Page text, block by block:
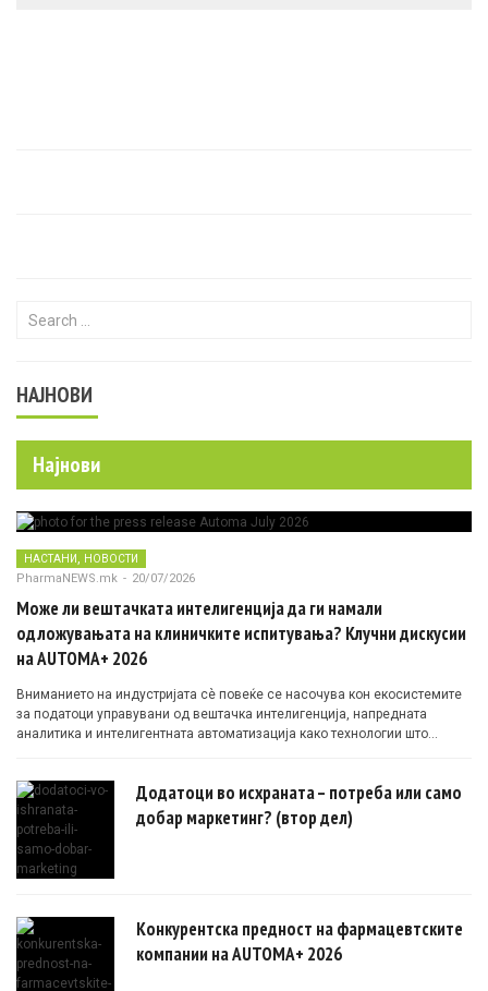
Search for:
НАЈНОВИ
Најнови
НАСТАНИ, НОВОСТИ
PharmaNEWS.mk - 20/07/2026
Може ли вештачката интелигенција да ги намали
одложувањата на клиничките испитувања? Клучни дискусии
на AUTOMA+ 2026
Вниманието на индустријата сè повеќе се насочува кон екосистемите
за податоци управувани од вештачка интелигенција, напредната
аналитика и интелигентната автоматизација како технологии што
Додатоци во исхраната – потреба или само
добар маркетинг? (втор дел)
Конкурентска предност на фармацевтските
компании на AUTOMA+ 2026